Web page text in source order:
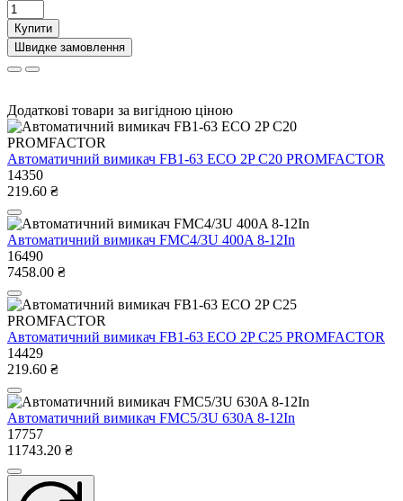
Купити
Швидке замовлення
Додаткові товари за вигідною ціною
Автоматичний вимикач FB1-63 ECO 2P С20 PROMFACTOR
14350
219.60 ₴
Автоматичний вимикач FMC4/3U 400A 8-12In
16490
7458.00 ₴
Автоматичний вимикач FB1-63 ECO 2P С25 PROMFACTOR
14429
219.60 ₴
Автоматичний вимикач FMC5/3U 630A 8-12In
17757
11743.20 ₴